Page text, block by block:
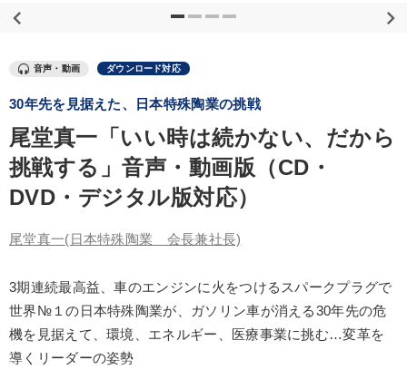
組織・採用・スキル
【最新刊】時代を超える経営150の言葉＋社長のスピーチ・話材
集２タイトル
卸売・小売・飲食業 建設・不動産業
IT・サービス・金融業
音声・動画 ダウンロード対応
30年先を見据えた、日本特殊陶業の挑戦
尾堂真一「いい時は続かない、だから
挑戦する」音声・動画版（CD・
DVD・デジタル版対応）
尾堂真一(日本特殊陶業 会長兼社長)
3期連続最高益、車のエンジンに火をつけるスパークプラグで
世界№１の日本特殊陶業が、ガソリン車が消える30年先の危
機を見据えて、環境、エネルギー、医療事業に挑む…変革を
導くリーダーの姿勢